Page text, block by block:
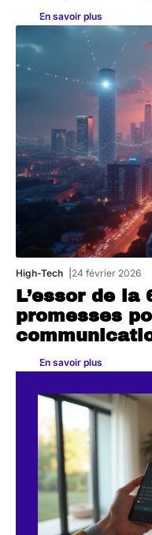
En savoir plus
High-Tech 24 février 2026
L’essor de la
promesses
En savoir plus